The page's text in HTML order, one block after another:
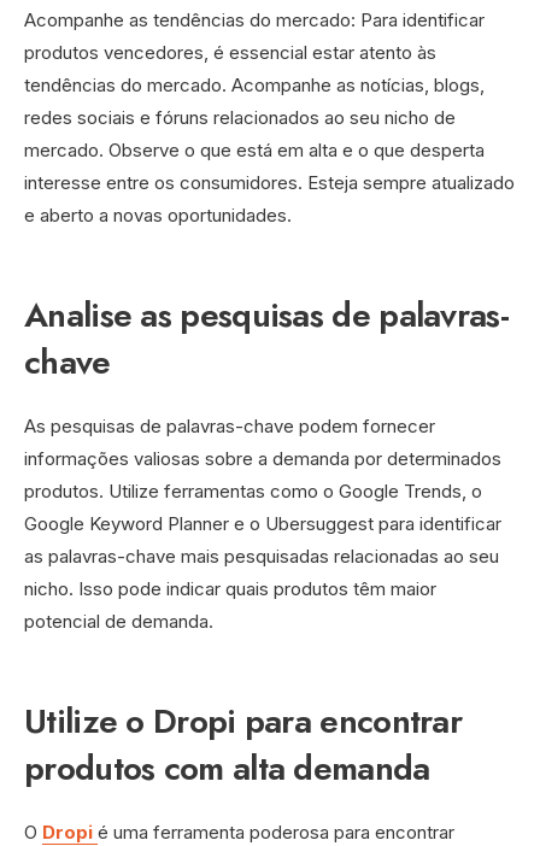
Acompanhe as tendências do mercado: Para identificar
produtos vencedores, é essencial estar atento às
tendências do mercado. Acompanhe as notícias, blogs,
redes sociais e fóruns relacionados ao seu nicho de
mercado. Observe o que está em alta e o que desperta
interesse entre os consumidores. Esteja sempre atualizado
e aberto a novas oportunidades.
Analise as pesquisas de palavras-
chave
As pesquisas de palavras-chave podem fornecer
informações valiosas sobre a demanda por determinados
produtos. Utilize ferramentas como o Google Trends, o
Google Keyword Planner e o Ubersuggest para identificar
as palavras-chave mais pesquisadas relacionadas ao seu
nicho. Isso pode indicar quais produtos têm maior
potencial de demanda.
Utilize o Dropi para encontrar
produtos com alta demanda
O Dropi é uma ferramenta poderosa para encontrar